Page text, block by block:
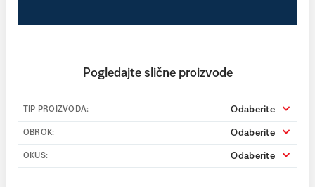
Pogledajte slične proizvode
TIP PROIZVODA: Odaberite
OBROK: Odaberite
OKUS: Odaberite